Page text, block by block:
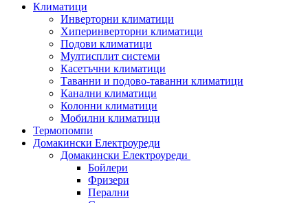
Климатици
Инверторни климатици
Хиперинверторни климатици
Подови климатици
Мултисплит системи
Касетъчни климатици
Таванни и подово-таванни климатици
Канални климатици
Колонни климатици
Мобилни климатици
Термопомпи
Домакински Електроуреди
Домакински Електроуреди
Бойлери
Фризери
Перални